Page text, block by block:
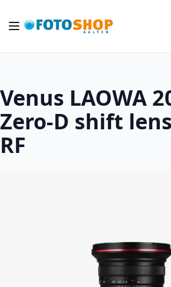
Toggle Nav
Venus LAOWA
Zero-D shift
RF